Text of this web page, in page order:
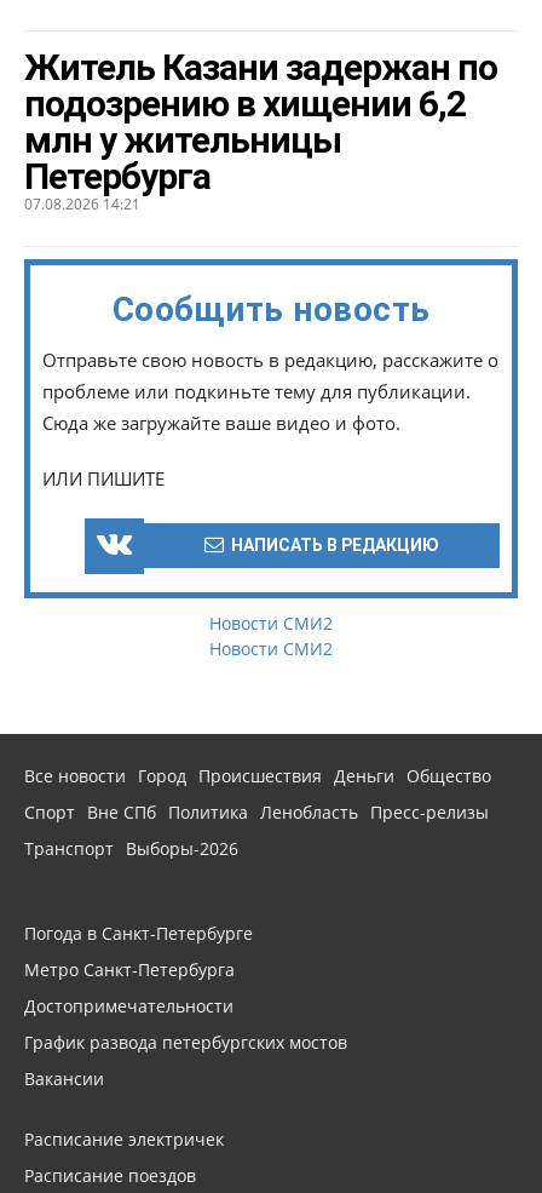
Житель Казани задержан по
подозрению в хищении 6,2
млн у жительницы
Петербурга
07.08.2026 14:21
Сообщить новость
Отправьте свою новость в редакцию, расскажите о
проблеме или подкиньте тему для публикации.
Сюда же загружайте ваше видео и фото.
ИЛИ ПИШИТЕ
НАПИСАТЬ В РЕДАКЦИЮ
Новости СМИ2
Новости СМИ2
Все новости Город Происшествия Деньги
Общество
Спорт Вне СПб Политика Ленобласть Пресс-релизы
Транспорт Выборы-2026
Погода в Санкт-Петербурге
Метро Санкт-Петербурга
Достопримечательности
График развода петербургских мостов
Вакансии
Расписание электричек
Расписание поездов